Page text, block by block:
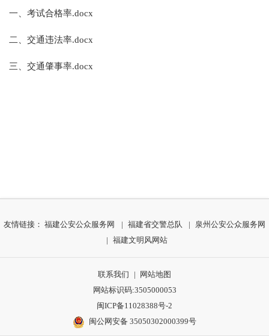
一、考试合格率.docx
二、交通违法率.docx
三、交通肇事率.docx
友情链接：福建公安公众服务网 | 福建省交警总队 |
泉州公安公众服务网
| 福建文明风网站
联系我们 |
网站地图
网站标识码:3505000053
闽ICP备11028388号-2
闽公网安备 35050302000399号